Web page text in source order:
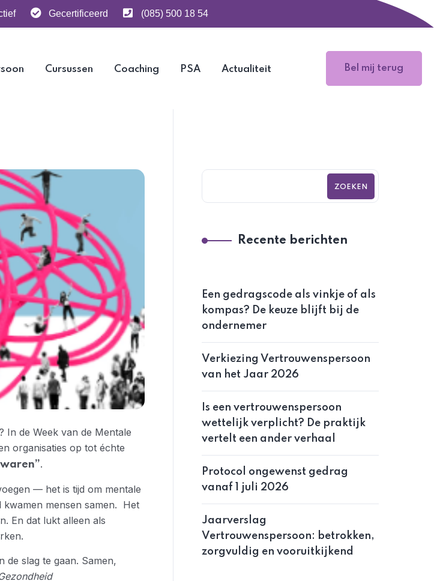
Gecertificeerd (085) 500 18 54
Cursussen Coaching PSA Actualiteit Bel mij terug
In de Week van de Mentale
organisaties op tot échte
.
— het is tijd om mentale
kwamen mensen samen. Het
En dat lukt alleen als
de slag te gaan. Samen,
ZOEKEN
Recente berichten
Een gedragscode als vinkje of als
kompas? De keuze blijft bij de
ondernemer
Verkiezing Vertrouwenspersoon
van het Jaar 2026
Is een vertrouwenspersoon
wettelijk verplicht? De praktijk
vertelt een ander verhaal
Protocol ongewenst gedrag
vanaf 1 juli 2026
Jaarverslag
Vertrouwenspersoon: betrokken,
zorgvuldig en vooruitkijkend